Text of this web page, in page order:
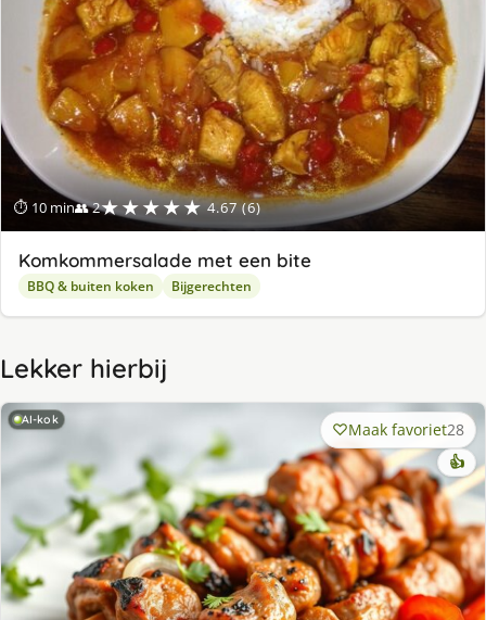
⏱ 10 min👥 2★★★★★ 4.67 (6)
Komkommersalade met een bite
BBQ & buiten koken Bijgerechten
Lekker hierbij
AI-kok Maak favoriet28
👍